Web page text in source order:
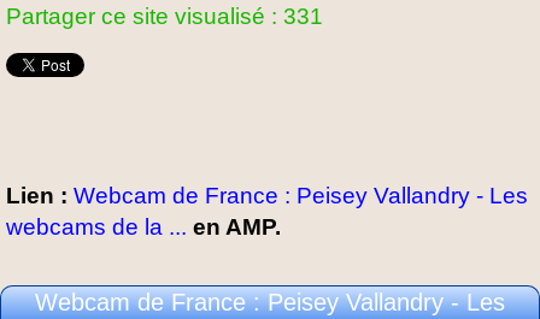
Partager ce site visualisé : 331
Lien : Webcam de France : Peisey Vallandry - Les
webcams de la ... en AMP.
Webcam de France : Peisey Vallandry - Les